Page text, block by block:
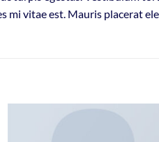
mi vitae est. Mauris placerat